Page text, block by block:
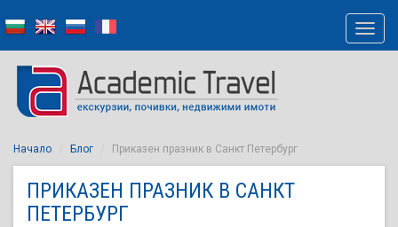
Начало Блог Приказен празник в Санкт Петербург
ПРИКАЗЕН ПРАЗНИК В САНКТ
ПЕТЕРБУРГ